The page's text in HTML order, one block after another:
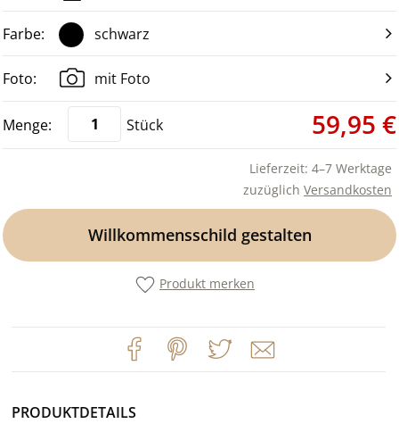
schwarz
mit Foto
Stück 59,95 €
Lieferzeit: 4–7 Werktage
zuzüglich Versandkosten
Willkommensschild gestalten
Produkt merken
PRODUKTDETAILS